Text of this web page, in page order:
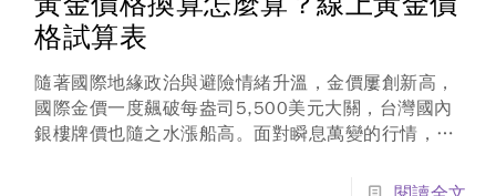
格試算表
隨著國際地緣政治與避險情緒升溫，金價屢創新高，
國際金價一度飆破每盎司5,500美元大關，台灣國內
銀樓牌價也隨之水漲船高。面對瞬息萬變的行情，如
這份黃金價格換算指南，並提供線上黃金賣出試算公